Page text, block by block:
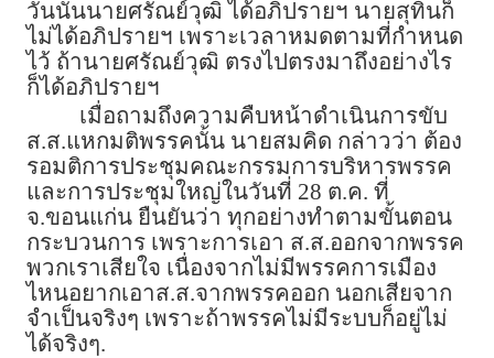
วันนั้นนายศรัณย์วุฒิ ได้อภิปรายฯ นายสุทินก็
ไม่ได้อภิปรายฯ เพราะเวลาหมดตามที่กำหนด
ไว้ ถ้านายศรัณย์วุฒิ ตรงไปตรงมาถึงอย่างไร
ก็ได้อภิปรายฯ
เมื่อถามถึงความคืบหน้าดำเนินการขับ
ส.ส.แหกมติพรรคนั้น นายสมคิด กล่าวว่า ต้อง
รอมติการประชุมคณะกรรมการบริหารพรรค
และการประชุมใหญ่ในวันที่ 28 ต.ค. ที่
จ.ขอนแก่น ยืนยันว่า ทุกอย่างทำตามขั้นตอน
กระบวนการ เพราะการเอา ส.ส.ออกจากพรรค
พวกเราเสียใจ เนื่องจากไม่มีพรรคการเมือง
ไหนอยากเอาส.ส.จากพรรคออก นอกเสียจาก
จำเป็นจริงๆ เพราะถ้าพรรคไม่มีระบบก็อยู่ไม่
ได้จริงๆ.